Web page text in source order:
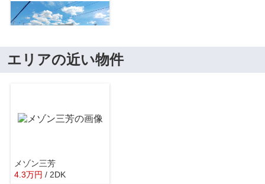
日田市立三隈中学校
日田光岡郵便局
エリアの近い物件
メゾン三芳
4.3万円 / 2DK